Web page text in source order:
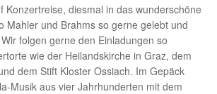
Konzertreise, diesmal in das wunderschöne
Mahler und Brahms so gerne gelebt und
folgen gerne den Einladungen so
wie der Heilandskirche in Graz, dem
dem Stift Kloster Ossiach. Im Gepäck
Musik aus vier Jahrhunderten mit dem